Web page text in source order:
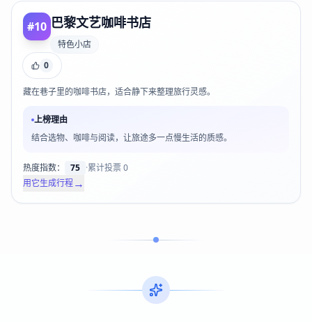
#10 巴黎文艺咖啡书店
特色小店
0
藏在巷子里的咖啡书店，适合静下来整理旅行灵感。
上榜理由
结合选物、咖啡与阅读，让旅途多一点慢生活的质感。
热度指数： 75 ·累计投票0
用它生成行程→